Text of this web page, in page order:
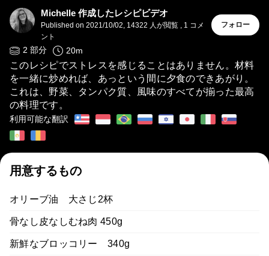
Michelle 作成したレシピビデオ
Published on 2021/10/02, 14322 人が閲覧 , 1 コメ
ント
フォロー
2 部分 20m
このレシピでストレスを感じることはありません。材料
を一緒に炒めれば、あっという間に夕食のできあがり。
これは、野菜、タンパク質、風味のすべてが揃った最高
の料理です。
利用可能な翻訳
用意するもの
オリーブ油 大さじ2杯
骨なし皮なしむね肉 450g
新鮮なブロッコリー 340g